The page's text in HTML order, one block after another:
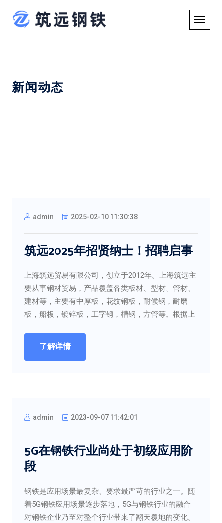
新闻动态
admin 2025-02-10 11:30:38
筑远2025年招贤纳士！招聘启事
上海筑远贸易有限公司，创立于2012年。上海筑远主
要从事钢材贸易，产品覆盖各类板材、型材、管材、
建材等，主要有中厚板，花纹钢板，耐候钢，耐磨
板，船板，镀锌板，工字钢，槽钢，方管等。根据上
了解详情
admin 2023-09-07 11:42:01
5G在钢铁行业尚处于初级应用阶
段
钢铁是应用场景最复杂、要求最严苛的行业之一。随
着5G钢铁应用场景逐步落地，5G与钢铁行业的融合
对钢铁企业乃至对整个行业带来了翻天覆地的变化。